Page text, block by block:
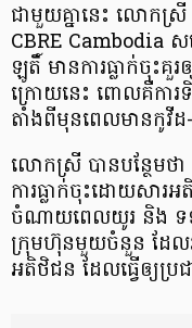
ជាមួយ​គ្នា​នេះ លោកស្
CBRE Cambodia
ឡូ​តិ៍ មានការ​ធ្លាក់​ចុះ​គួ
ក្រោយ​នេះ ពោល​គឺ​ការ​
តាំងពី​មុន​ពេល​មាន​កូ​វី​
លោកស្រី បាន​បន្ថែម​ថ
ការ​ធ្លាក់​ចុះ​ដោយសា
ចំណាយពេល​យូរ និង ទ
ក្រុមហ៊ុន​មួយ​ចំនួន ដែល​
អតិថិជន ដែល​ធ្វើ​ឲ្យ​ប្រ